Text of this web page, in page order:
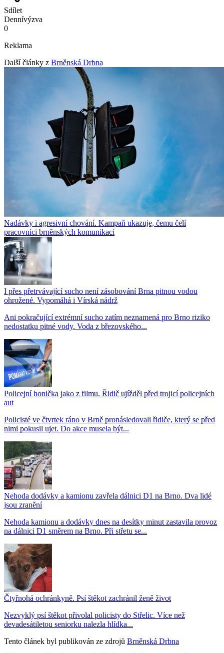
Sdílet
Dennívýzva
0
Reklama
Další články z Brněnská Drbna
Nadávky i agresivní chování. Kampaň ukazuje, čemu čelí
pracovníci brněnských komunikací
I přes přetrvávající sucho není zásobování Brna pitnou vodou
ohrožené. Vypomáhá i Vírská nádrž
Ani pokračující extrémní sucho zatím neznamená pro Brno riziko
nedostatku pitné vody. Voda z březovského...
Policejní honička jako z filmu. Řidič ujížděl před trojicí policejních
aut
Policisté ve čtvrtek ráno v Brně pronásledovali řidiče, který se před
nimi pokusil ujet. Do akce musela být...
Nehoda dodávky a kamionu zavřela dálnici D1 na Brno. Dva lidé
jsou zranění
Nehoda kamionu a dodávky dnes na desítky minut zastavila provoz
na dálnici D1 směrem na Brno. Při střetu se...
Čtyřnohá ochránkyně. Psí štěkot zachránil ženě život
Nezvyklý psí štěkot přivolal policisty do Střelic. Více než
devadesátiletou seniorku nalezla hlídka...
Tento článek byl publikován ze zdrojů Brněnská Drbna